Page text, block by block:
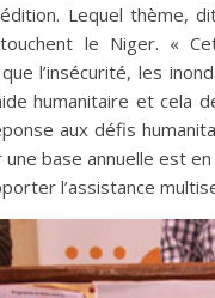
Lequel thème,
le Niger. «
l’insécurité, les
humanitaire et cela
aux défis
base annuelle est
l’assistance